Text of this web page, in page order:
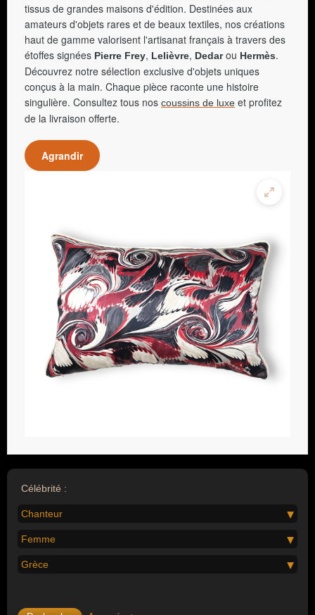
tissus de grandes maisons d'édition. Destinées aux
amateurs d'objets rares et de beaux textiles, nos créations
haut de gamme valorisent l'artisanat français à travers des
étoffes signées Pierre Frey, Lelièvre, Dedarou Hermès.
Découvrez notre sélection exclusive d'objets uniques
conçus à la main. Chaque pièce raconte une histoire
singulière. Consultez tous nos coussins de luxe et profitez
de la livraison offerte.
Agrandir
Célébrité :
Chanteur
Femme
Grèce